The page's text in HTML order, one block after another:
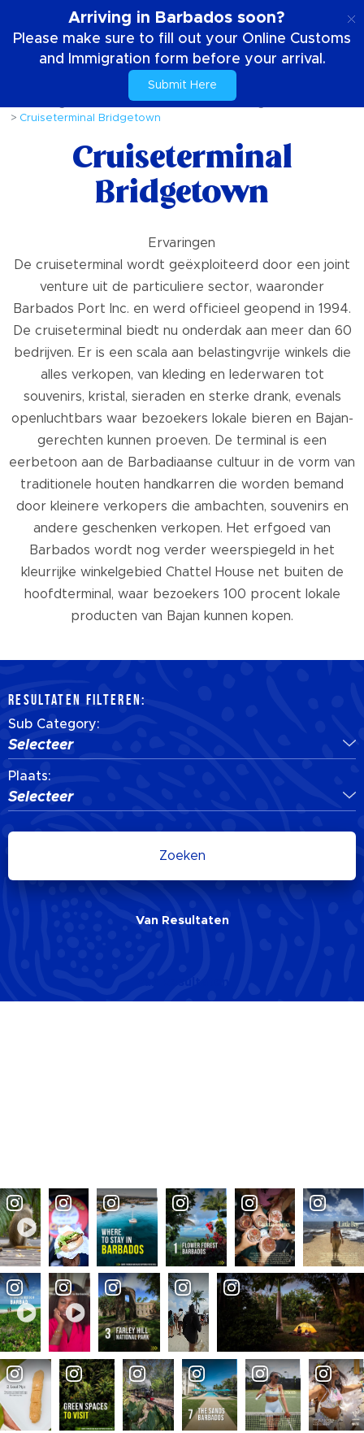
Arriving in Barbados soon?
Please make sure to fill out your Online Customs
and Immigration form before your arrival.
Submit Here
Dingen om te doen
UNESCO werelderfgoed
Cruiseterminal Bridgetown
Cruiseterminal
Bridgetown
Ervaringen
De cruiseterminal wordt geëxploiteerd door een joint
venture uit de particuliere sector, waaronder
Barbados Port Inc. en werd officieel geopend in 1994.
De cruiseterminal biedt nu onderdak aan meer dan 60
bedrijven. Er is een scala aan belastingvrije winkels die
alles verkopen, van kleding en lederwaren tot
souvenirs, kristal, sieraden en sterke drank, evenals
openluchtbars waar bezoekers lokale bieren en Bajan-
gerechten kunnen proeven. De terminal is een
eerbetoon aan de Barbadiaanse cultuur in de vorm van
traditionele houten handkarren die worden bemand
door kleinere verkopers die ambachten, souvenirs en
andere geschenken verkopen. Het erfgoed van
Barbados wordt nog verder weerspiegeld in het
kleurrijke winkelgebied Chattel House net buiten de
hoofdterminal, waar bezoekers 100 procent lokale
producten van Bajan kunnen kopen.
RESULTATEN FILTEREN:
Sub Category:
Selecteer
Plaats:
Selecteer
Zoeken
Van Resultaten